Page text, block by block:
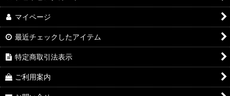
マイページ
最近チェックしたアイテム
特定商取引法表示
ご利用案内